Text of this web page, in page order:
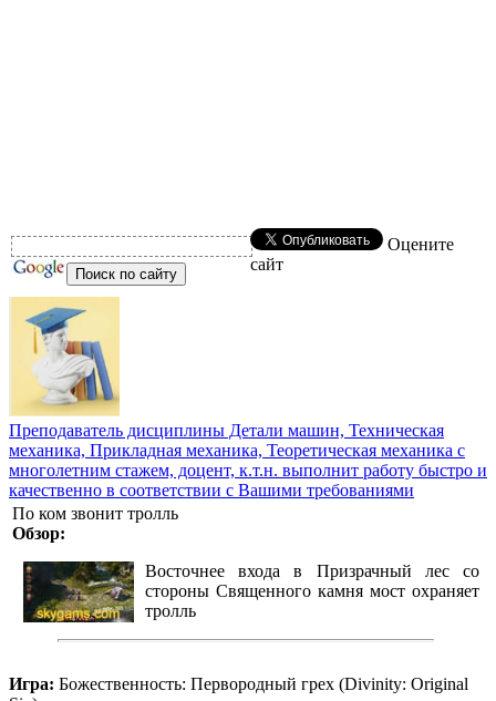
Оцените
сайт
Преподаватель дисциплины Детали машин, Техническая
механика, Прикладная механика, Теоретическая механика с
многолетним стажем, доцент, к.т.н. выполнит работу быстро и
качественно в соответствии с Вашими требованиями
По ком звонит тролль
Обзор:
Восточнее входа в Призрачный лес со
стороны Священного камня мост охраняет
тролль
Игра: Божественность: Первородный грех (Divinity: Original